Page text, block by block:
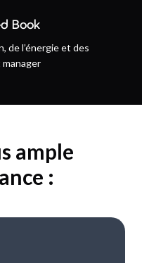
Book
de l’énergie et des
ample
: